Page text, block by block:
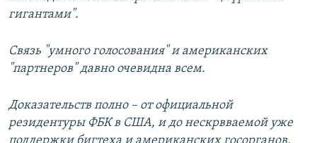
гигантами".
Связь "умного голосования" и американских
"партнеров" давно очевидна всем.
Доказательств полно – от официальной
резидентуры ФБК в США, и до нескрвваемой уже